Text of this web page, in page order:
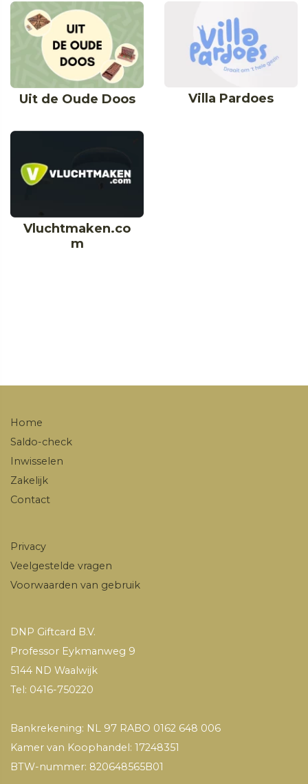
Uit de Oude Doos Villa Pardoes
Vluchtmaken.co
m
Home
Saldo-check
Inwisselen
Zakelijk
Contact
Privacy
Veelgestelde vragen
Voorwaarden van gebruik
DNP Giftcard B.V.
Professor Eykmanweg 9
5144 ND Waalwijk
Tel: 0416-750220
Bankrekening: NL 97 RABO 0162 648 006
Kamer van Koophandel: 17248351
BTW-nummer: 820648565B01